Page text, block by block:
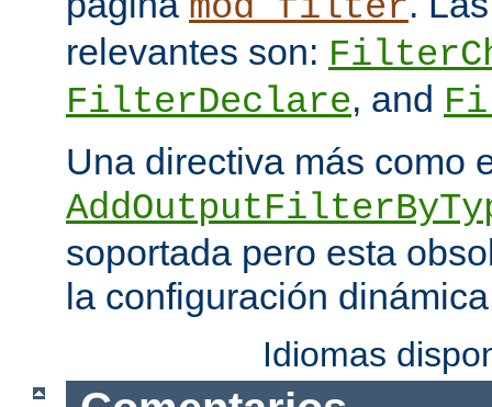
relevantes son:
FilterDeclare, and
Una directiva más como
soportada pero esta
la configuración
Idiomas